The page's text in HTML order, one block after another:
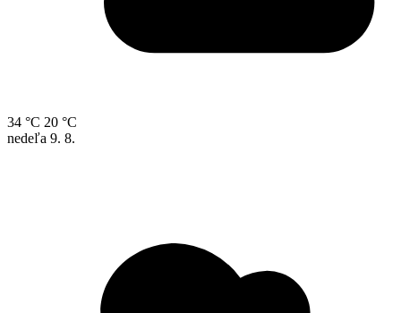
34 °C 20 °C
nedeľa 9. 8.